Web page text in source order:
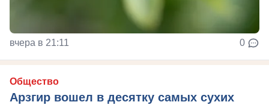
вчера в 21:11 0
Общество
Арзгир вошел в десятку самых сухих